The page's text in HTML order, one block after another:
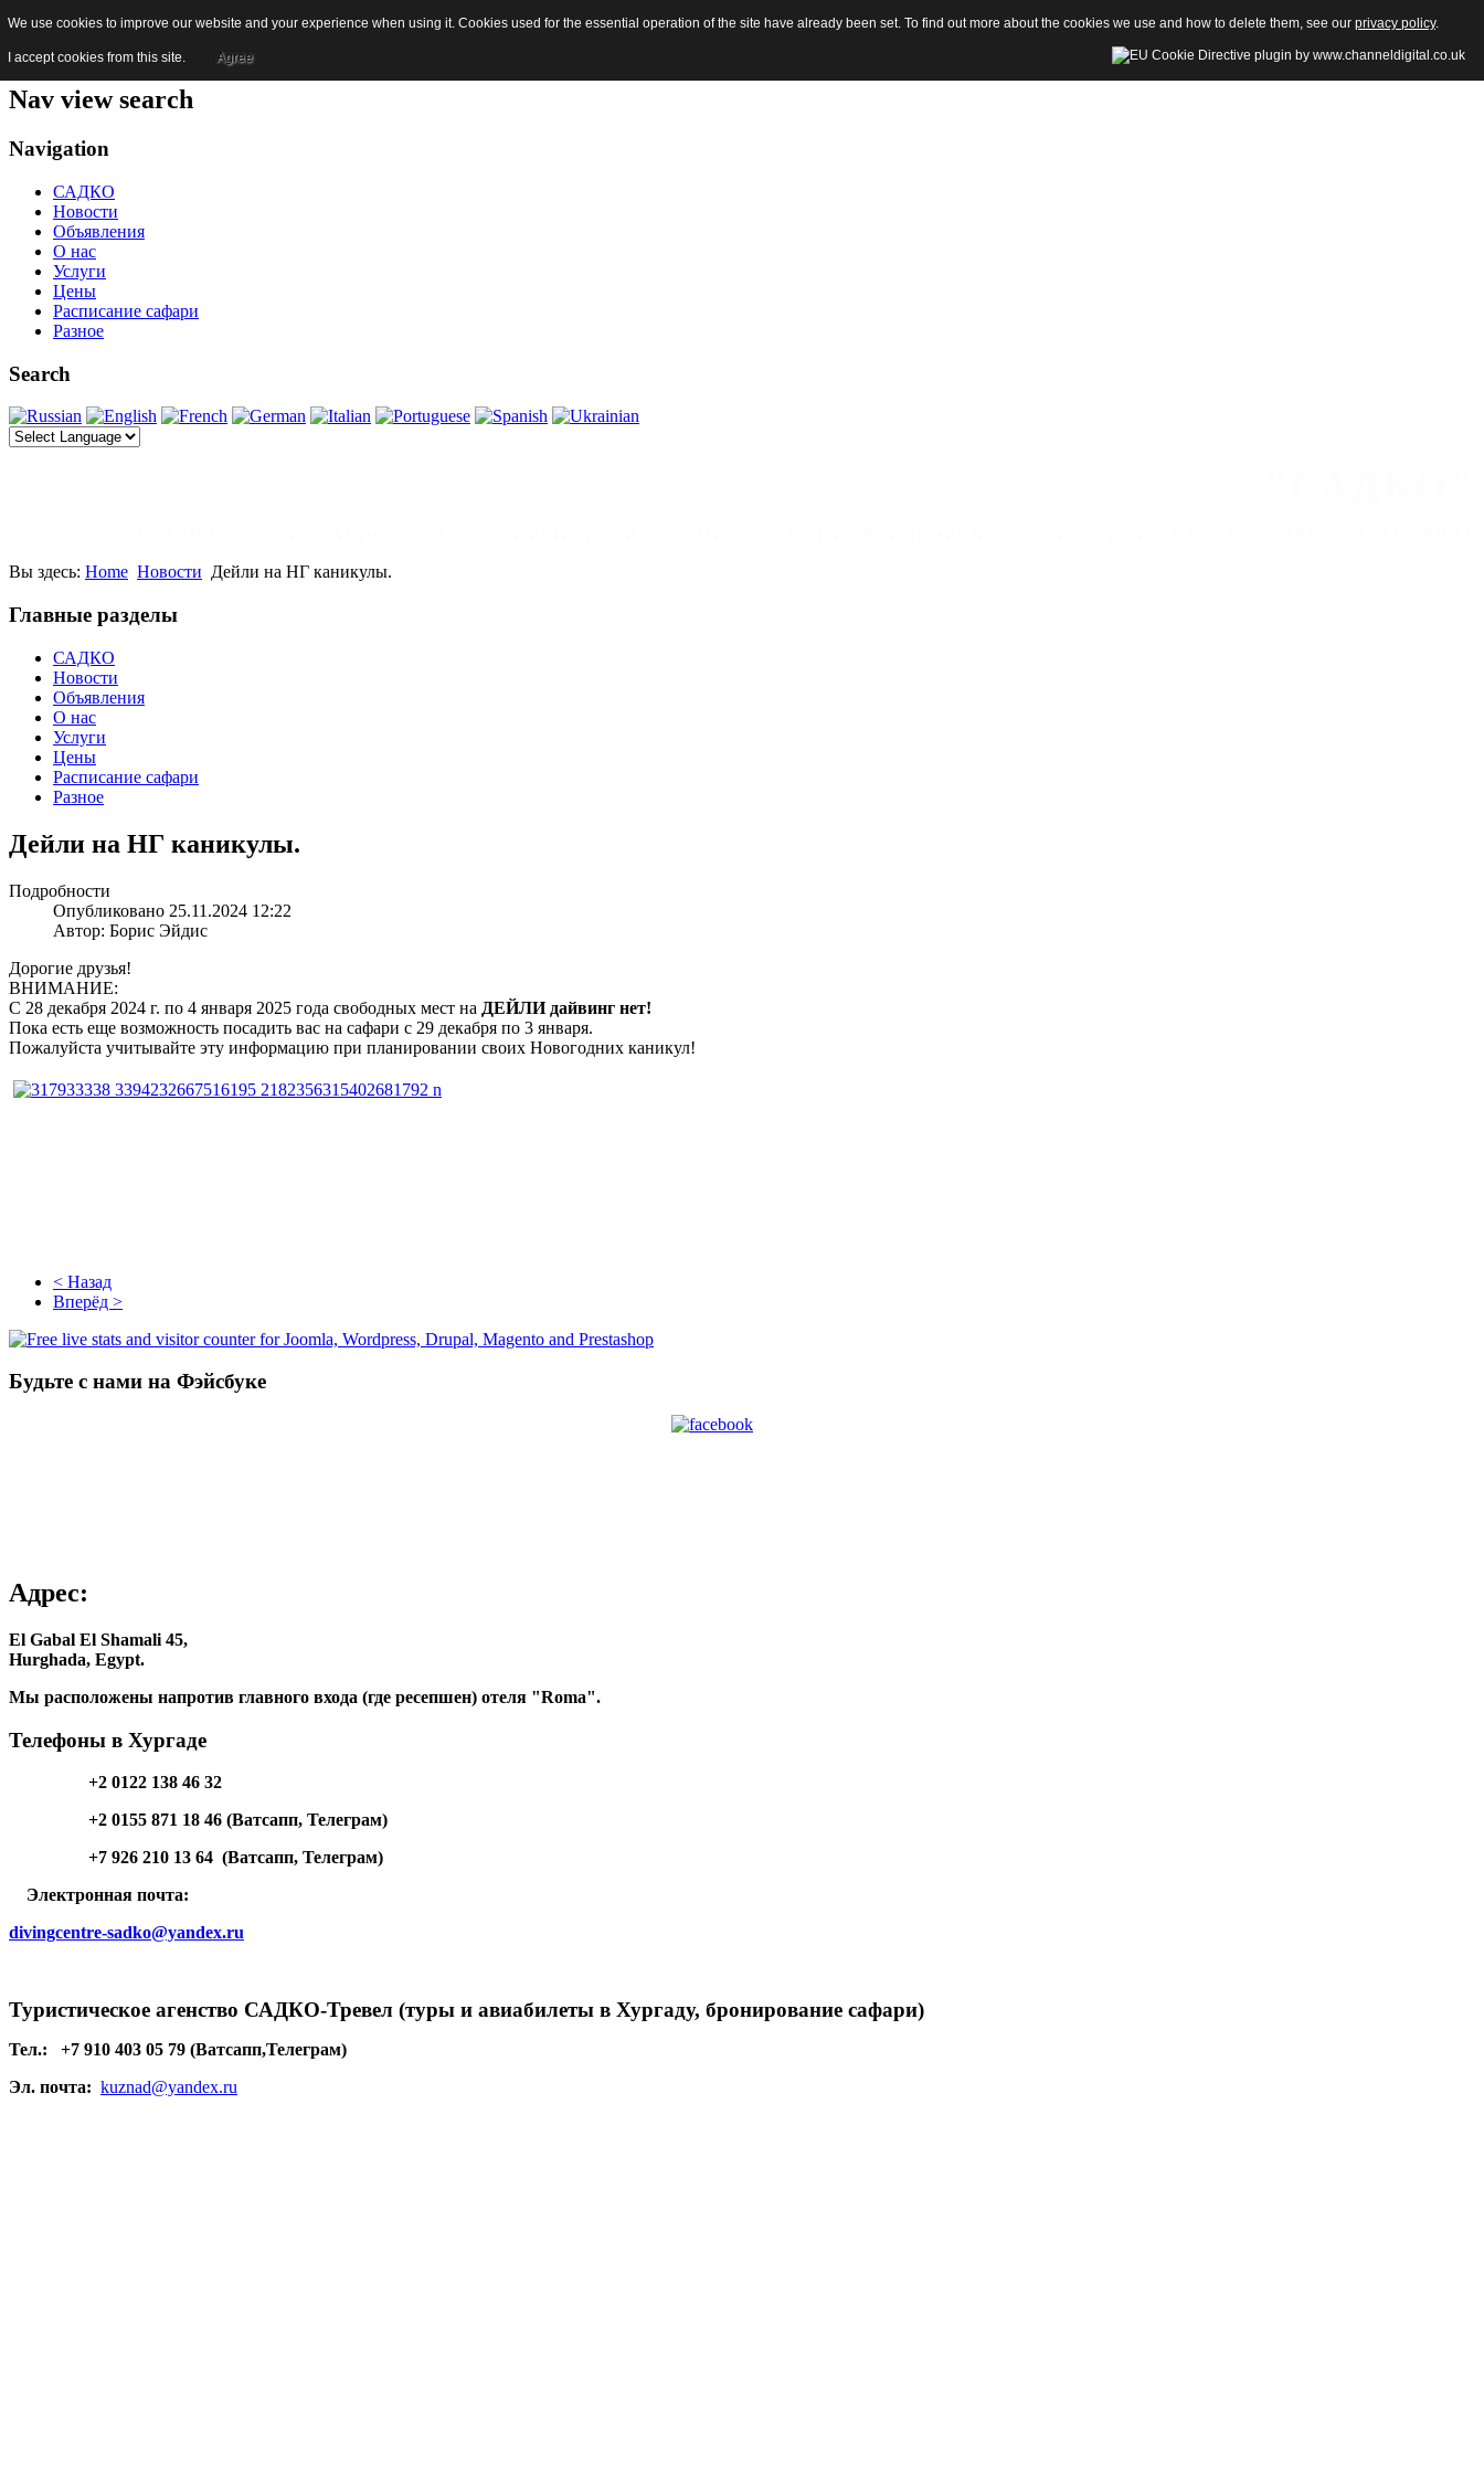
Skip to content
Jump to main navigation and login
Nav view search
Navigation
САДКО
Новости
Объявления
О нас
Услуги
Цены
Расписание сафари
Разное
Search
Вы здесь: Home Новости Дейли на НГ каникулы.
Главные разделы
САДКО
Новости
Объявления
О нас
Услуги
Цены
Расписание сафари
Разное
Дейли на НГ каникулы.
Подробности
Опубликовано 25.11.2024 12:22
Автор: Борис Эйдис
Дорогие друзья!
ВНИМАНИЕ:
С 28 декабря 2024 г. по 4 января 2025 года свободных мест на ДЕЙЛИ дайвинг нет!
Пока есть еще возможность посадить вас на сафари с 29 декабря по 3 января.
Пожалуйста учитывайте эту информацию при планировании своих Новогодних каникул!
< Назад
Вперёд >
Будьте с нами на Фэйсбуке
Адрес:
El Gabal El Shamali 45,
Hurghada, Egypt.
Мы расположены напротив главного входа (где ресепшен) отеля "Roma".
Телефоны в Хургаде
+2 0122 138 46 32
+2 0155 871 18 46 (Ватсапп, Телеграм)
+7 926 210 13 64 (Ватсапп, Телеграм)
Электронная почта:
divingcentre-sadko@yandex.ru
Туристическое агенство САДКО-Тревел (туры и авиабилеты в Хургаду, бронирование сафари)
Тел.:
+7 910 403 05 79 (Ватсапп,Телеграм)
Эл. почта: kuznad@yandex.ru
We use cookies to improve our website and your experience when using it. Cookies used for the essential operation of the site have already been set. To find out more about the cookies we use and how to delete them, see our privacy policy.
I accept cookies from this site. Agree